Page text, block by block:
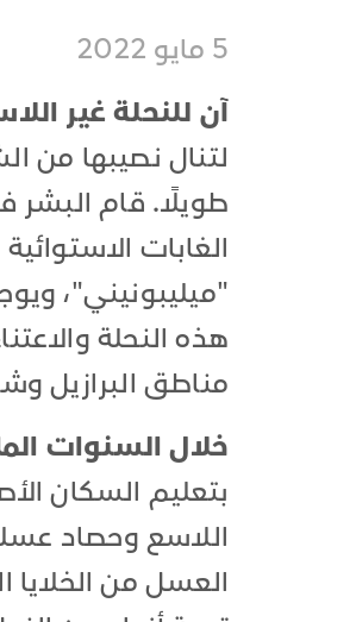
5 مايو 2022
آن للنحلة غير
لتنال نصيبها من
طويلًا. قام البشر
الغابات
هذه النحلة
مناطق البرازيل
خلال السنوات
بتعليم السكان
اللاسع وحصاد